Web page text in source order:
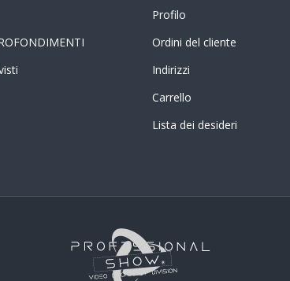
Profilo
Ordini del cliente
Indirizzi
Carrello
Lista dei desideri